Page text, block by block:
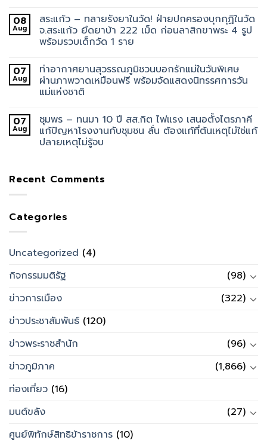
08
Aug
สระแก้ว – ทลายรังยาในวัด! ฝ่ายปกครองบุกกุฏิในวัด
จ.สระแก้ว ยึดยาบ้า 222 เม็ด ก่อนลาสิกขาพระ 4 รูป
พร้อมรวบเด็กวัด 1 ราย
07
Aug
ท่าอากาศยานสุวรรณภูมิชวนบอกรักแม่ในวันพิเศษ
ผ่านภาพวาดเหมือนฟรี พร้อมจัดแสดงนิทรรศการวัน
แม่แห่งชาติ
07
Aug
ชุมพร – ทนมา 10 ปี สส.กิต ไฟแรง เสนอตั้งไตรภาคี
แก้ปัญหาโรงงานกับชุมชน ลั่น ต้องแก้ที่ต้นเหตุไม่ใช่แก้
ปลายเหตุไม่รู้จบ
Recent Comments
Categories
Uncategorized (4)
กิจกรรมมติรัฐ
(98)
ข่าวการเมือง
(322)
ข่าวประชาสัมพันธ์ (120)
ข่าวพระราชสำนัก
(96)
ข่าวภูมิภาค
(1,866)
ท่องเที่ยว (16)
มนต์ขลัง
(27)
ศูนย์พิทักษ์สิทธิข้าราชการ (10)